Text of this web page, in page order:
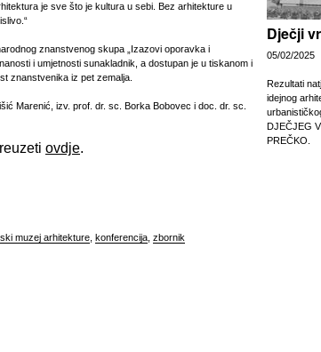
je sve što je kultura u sebi. Bez arhitekture u
znanstvenog skupa „Izazovi oporavka i
i umjetnosti sunakladnik, a dostupan je u tiskanom i
znanstvenika iz pet zemalja.
Marenić, izv. prof. dr. sc. Borka Bobovec i doc. dr. sc.
ovdje.
muzej arhitekture konferencija zbornik
Dječji
05/02/2025
Rezultati
idejnog
DJEČJEG
PREČKO.